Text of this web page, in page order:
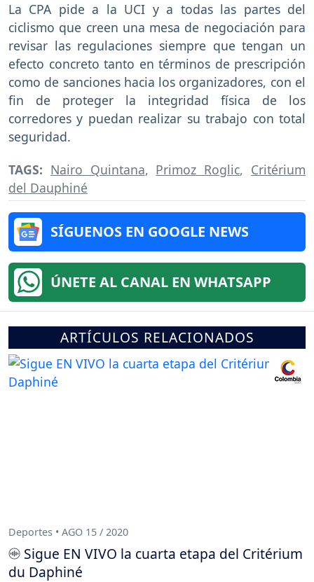
La CPA pide a la UCI y a todas las partes del
ciclismo que creen una mesa de negociación para
revisar las regulaciones siempre que tengan un
efecto concreto tanto en términos de prescripción
como de sanciones hacia los organizadores, con el
fin de proteger la integridad física de los
corredores y puedan realizar su trabajo con total
seguridad.
TAGS: Nairo Quintana, Primoz Roglic, Critérium
del Dauphiné
SÍGUENOS EN GOOGLE NEWS
ÚNETE AL CANAL EN WHATSAPP
ARTÍCULOS RELACIONADOS
Deportes • AGO 15 / 2020
Sigue EN VIVO la cuarta etapa del Critérium
du Daphiné